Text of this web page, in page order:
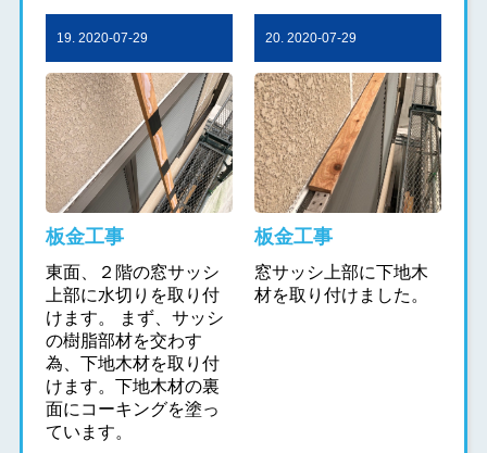
19. 2020-07-29
板金工事
東面、２階の窓サッシ
上部に水切りを取り付
けます。 まず、サッシ
の樹脂部材を交わす
為、下地木材を取り付
けます。下地木材の裏
面にコーキングを塗っ
ています。
20. 2020-07-29
板金工事
窓サッシ上部に下地木
材を取り付けました。